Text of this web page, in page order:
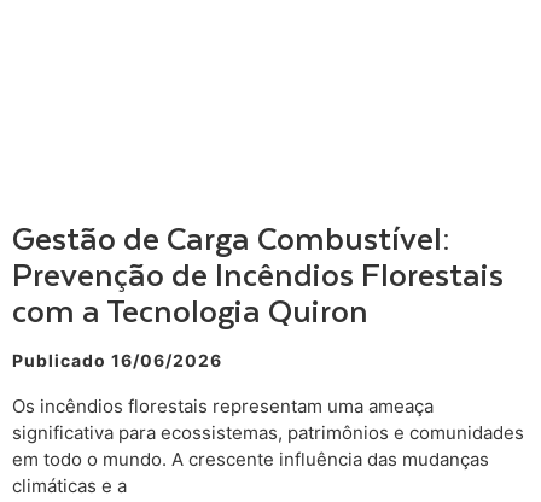
Gestão de Carga Combustível:
Prevenção de Incêndios Florestais
com a Tecnologia Quiron
Publicado 16/06/2026
Os incêndios florestais representam uma ameaça
significativa para ecossistemas, patrimônios e comunidades
em todo o mundo. A crescente influência das mudanças
climáticas e a